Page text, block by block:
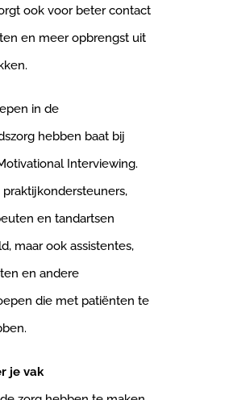
ook voor beter contact
en meer opbrengst uit
in de
hebben baat bij
Interviewing.
praktijkondersteuners,
en tandartsen
maar ook assistentes,
en andere
die met patiënten te
je vak